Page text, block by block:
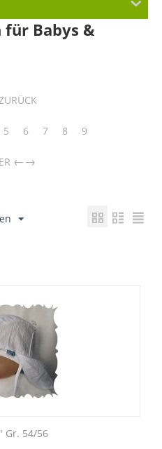
für Babys &
5 6 7 8 9
→
Gr. 54/56